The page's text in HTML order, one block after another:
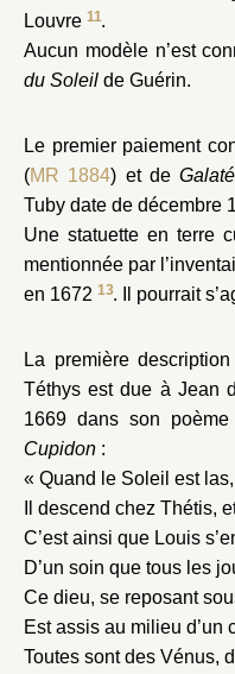
Louvre 11.
Aucun modèle n’est
du Soleil de Guérin.
Le premier paiement
(MR 1884) et de
Tuby date de décembre
Une statuette en terre
mentionnée par
en 1672 13. Il pourrait
La première
Téthys est due à Jean
1669 dans son poème
Cupidon :
« Quand le Soleil est
Il descend chez Thétis,
C’est ainsi que Louis
D’un soin que tous les
Ce dieu, se reposant
Est assis au milieu
Toutes sont des Vénus,